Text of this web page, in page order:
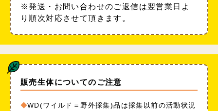
※発送・お問い合わせのご返信は翌営業日よ
り順次対応させて頂きます。
販売生体についてのご注意
WD(ワイルド＝野外採集)品は採集以前の活動状況